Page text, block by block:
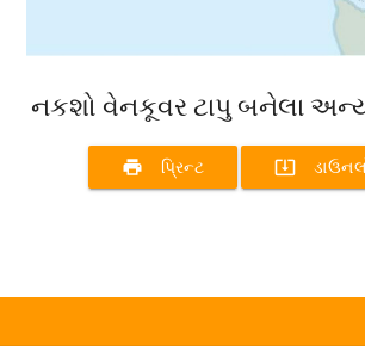
નકશો વેનકૂવર ટાપુ બનેલા
print પ્રિન્ટ system_update_alt